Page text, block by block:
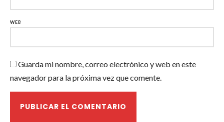
WEB
Guarda mi nombre, correo electrónico y web en este
navegador para la próxima vez que comente.